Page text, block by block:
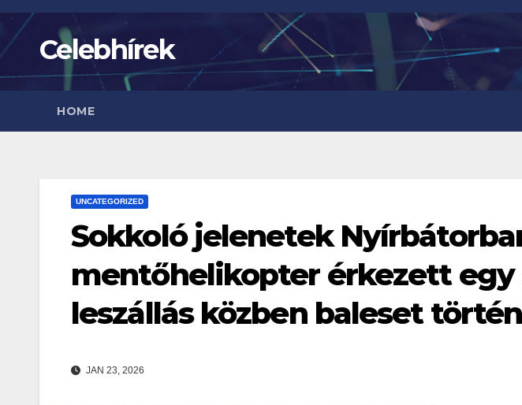
Skip
content Celebhírek
HOME
UNCATEGORIZED
Sokkoló jelenetek
mentőhelikopter érkezett
leszállás közben baleset
JAN 23, 2026